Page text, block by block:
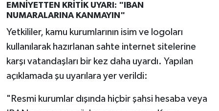
EMNİYETTEN KRİTİK UYARI: "IBAN
NUMARALARINA KANMAYIN"
Yetkililer, kamu kurumlarının isim ve logoları
kullanılarak hazırlanan sahte internet sitelerine
karşı vatandaşları bir kez daha uyardı. Yapılan
açıklamada şu uyarılara yer verildi:
"Resmi kurumlar dışında hiçbir şahsi hesaba veya